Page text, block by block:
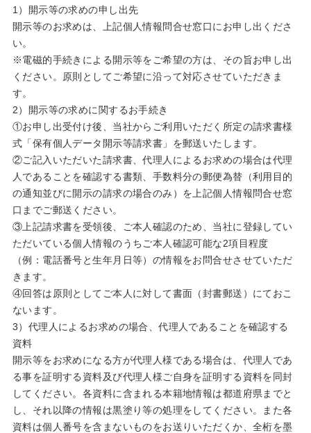
1）開示等の求めの申し出先
開示等のお求めは、上記個人情報問合せ窓口にお申し出くださ
い。
※電磁的手続きによる開示等をご希望の方は、その旨お申し出
ください。原則としてご希望に沿って対応させていただきま
す。
2）開示等の求めに関するお手続き
①お申し出受付け後、当社からご利用いただく所定の請求書様
式「保有個人データ開示等請求書」を郵送いたします。
②ご記入いただいた請求書、代理人によるお求めの場合は代理
人であることを確認する書類、手数料分の郵便為替（利用目的
の通知並びに開示の請求の場合のみ）を上記個人情報問合せ窓
口までご郵送ください。
③上記請求書を受領後、ご本人確認のため、当社に登録してい
ただいている個人情報のうちご本人確認可能な2項目程度
（例：電話番号と生年月日等）の情報をお問合せさせていただ
きます。
④回答は原則としてご本人に対して書面（封書郵送）にておこ
ないます。
3）代理人によるお求めの場合、代理人であることを確認する
資料
開示等をお求めになる方が代理人様である場合は、代理人であ
る事を証明する資料及び代理人様ご自身を証明する資料を同封
してください。各資料に含まれる本籍地情報は都道府県までと
し、それ以降の情報は黒塗り等の処理をしてください。また各
資料は個人番号を含まないものをお送りいただくか、全桁を墨